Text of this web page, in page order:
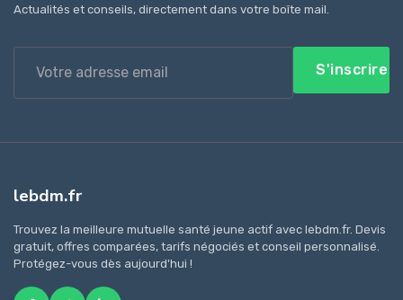
Actualités et conseils, directement dans votre boîte mail.
S'inscrire
lebdm.fr
Trouvez la meilleure mutuelle santé jeune actif avec lebdm.fr. Devis
gratuit, offres comparées, tarifs négociés et conseil personnalisé.
Protégez-vous dès aujourd'hui !